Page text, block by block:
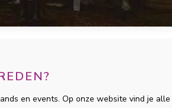
en events. Op onze website vind je alle